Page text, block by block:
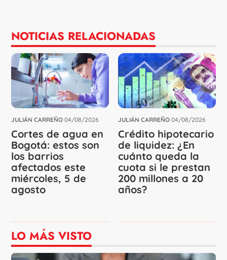
NOTICIAS RELACIONADAS
JULIÁN CARREÑO 04/08/2026
Cortes de agua en
Bogotá: estos son
los barrios
afectados este
miércoles, 5 de
agosto
JULIÁN CARREÑO 04/08/2026
Crédito hipotecario
de liquidez: ¿En
cuánto queda la
cuota si le prestan
200 millones a 20
años?
LO MÁS VISTO